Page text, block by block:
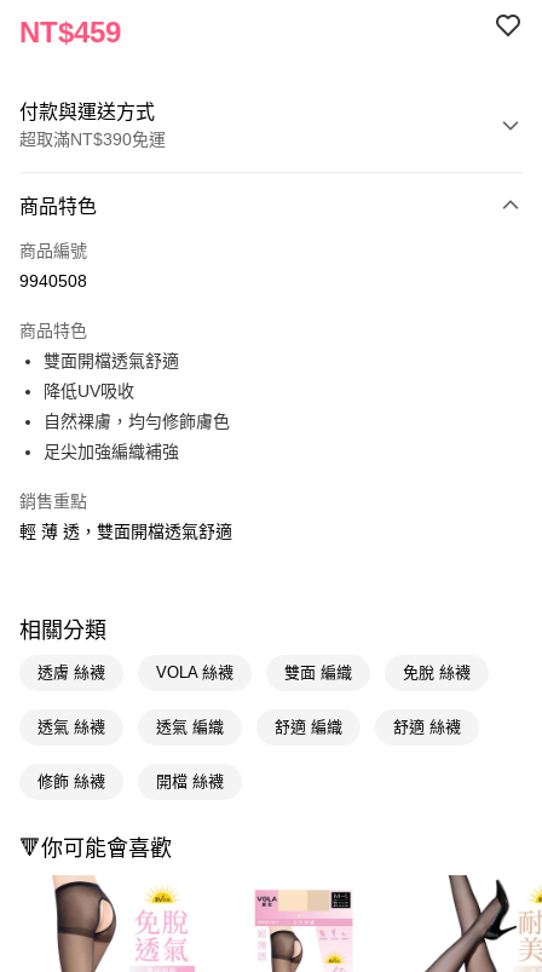
NT$459
付款與運送方式
超取滿NT$390免運
POYA支付
信用卡一次付款
LINE Pay
Apple Pay
街口支付
悠遊付
Google Pay
【關於「AFTEE先享後付」】
便利好安心！
２．便利：只要手機號碼，簡訊認證，即可結帳。
【「AFTEE先享後付」結帳流程】
２．訂單成立數日內，您將收到繳費通知簡訊。
３．收到繳費通知簡訊後14天內，點擊此簡訊中的連結，可透過四大超商／
ATM／網路銀行／等多元方式進行付款，方視為交易完成。
※ 請注意：結帳手續完成當下不需立刻繳費，但若您需要取消訂單，請聯絡
購買商品的店家。未經商家同意取消之訂單仍視為有效，需透過AFTEE先享
後付繳納相關費用。
每筆NT$65，滿NT$390(含以上)免運費
每筆NT$65，滿NT$390(含以上)免運費
萊爾富取貨付款
每筆NT$65，滿NT$490(含以上)免運費
商品特色
商品編號
9940508
商品特色
雙面開檔透氣舒適
降低UV吸收
自然裸膚，均勻修飾膚色
足尖加強編織補強
銷售重點
輕 薄 透，雙面開檔透氣舒適
相關分類
透膚 絲襪 VOLA 絲襪 雙面 編織 免脫 絲襪
透氣 絲襪 透氣 編織 舒適 編織 舒適 絲襪
修飾 絲襪 開檔 絲襪
🔻你可能會喜歡